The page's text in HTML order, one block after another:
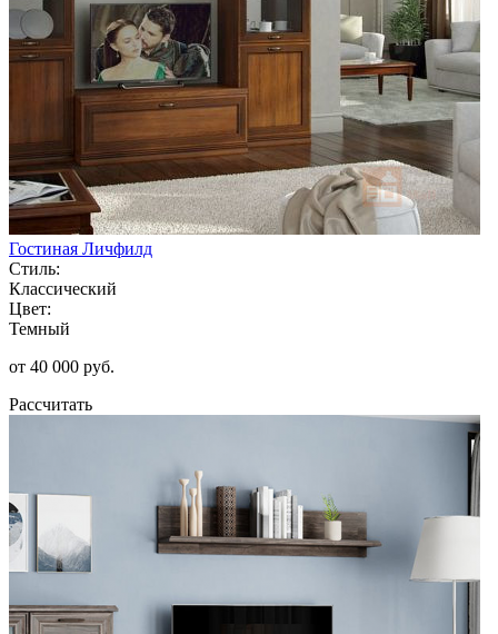
Гостиная Личфилд
Стиль:
Классический
Цвет:
Темный
от 40 000 руб.
Рассчитать